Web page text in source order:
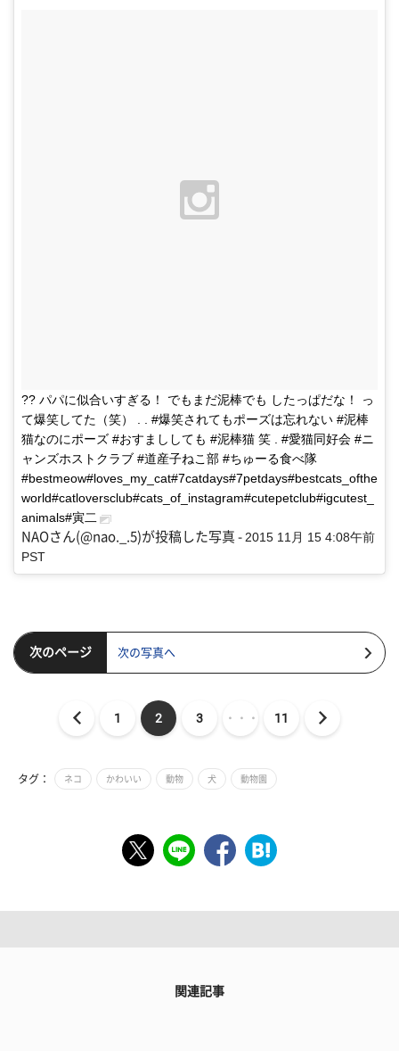
?? パパに似合いすぎる！ でもまだ泥棒でも したっぱだな！ っ
て爆笑してた（笑） . . #爆笑されてもポーズは忘れない #泥棒
猫なのにポーズ #おすまししても #泥棒猫 笑 . #愛猫同好会 #ニ
ャンズホストクラブ #道産子ねこ部 #ちゅーる食べ隊
#bestmeow#loves_my_cat#7catdays#7petdays#bestcats_ofthe
world#catloversclub#cats_of_instagram#cutepetclub#igcutest_
animals#寅二
NAOさん(@nao._.5)が投稿した写真 - 2015 11月 15 4:08午前
PST
次のページ 次の写真へ
1 2 3 ・・・ 11
タグ： ネコ かわいい 動物 犬 動物園
関連記事